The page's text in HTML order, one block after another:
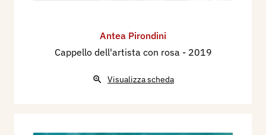
Antea Pirondini
Cappello dell'artista con rosa - 2019
Visualizza scheda